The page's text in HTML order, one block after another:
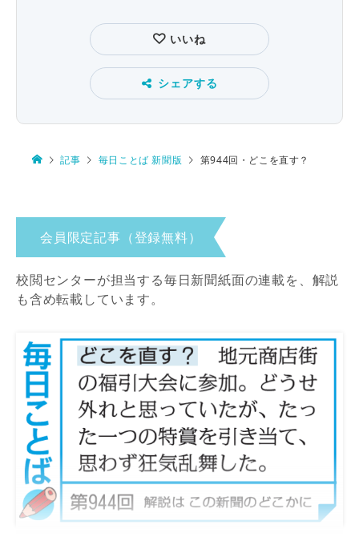
いいね
シェアする
記事 毎日ことば 新聞版 第944回・どこを直す？
会員限定記事（登録無料）
校閲センターが担当する毎日新聞紙面の連載を、解説
も含め転載しています。